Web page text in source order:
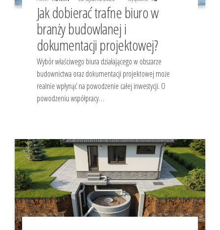
Jak dobierać trafne biuro w
branży budowlanej i
dokumentacji projektowej?
Wybór właściwego biura działającego w obszarze
budownictwa oraz dokumentacji projektowej może
realnie wpłynąć na powodzenie całej inwestycji. O
powodzeniu współpracy…